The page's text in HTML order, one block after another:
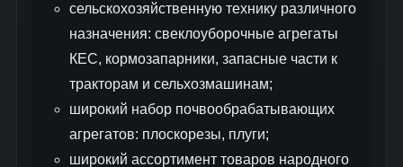
сельскохозяйственную технику различного
назначения: свеклоуборочные агрегаты
КЕС, кормозапарники, запасные части к
тракторам и сельхозмашинам;
широкий набор почвообрабатывающих
агрегатов: плоскорезы, плуги;
широкий ассортимент товаров народного